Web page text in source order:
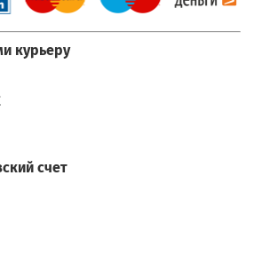
курьеру
счет